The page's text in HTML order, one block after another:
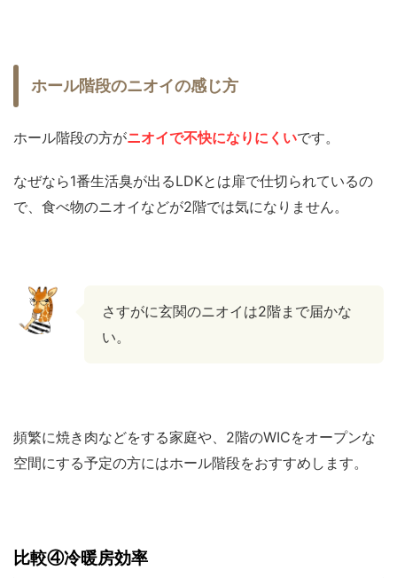
ホール階段のニオイの感じ方
ホール階段の方がニオイで不快になりにくいです。
なぜなら1番生活臭が出るLDKとは扉で仕切られているの
で、食べ物のニオイなどが2階では気になりません。
さすがに玄関のニオイは2階まで届かな
い。
頻繁に焼き肉などをする家庭や、2階のWICをオープンな
空間にする予定の方にはホール階段をおすすめします。
比較④冷暖房効率